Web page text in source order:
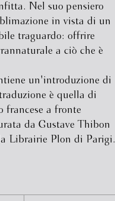
Nel suo pensiero
in vista di un
traguardo: offrire
a ciò che è
un'introduzione di
è quella di
francese a fronte
da Gustave Thibon
Librairie Plon di Parigi.